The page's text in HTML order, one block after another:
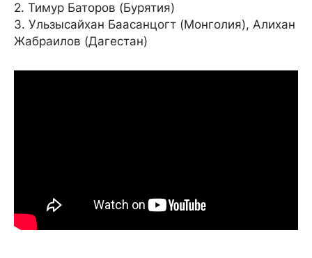
2. Тимур Баторов (Бурятия)
3. Ульзысайхан Баасанцогт (Монголия), Алихан
Жабраилов (Дагестан)